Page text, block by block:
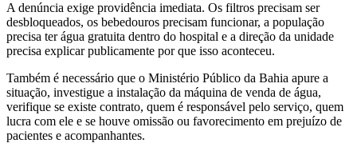
A denúncia exige providência imediata. Os filtros precisam ser
desbloqueados, os bebedouros precisam funcionar, a população
precisa ter água gratuita dentro do hospital e a direção da unidade
precisa explicar publicamente por que isso aconteceu.
Também é necessário que o Ministério Público da Bahia apure a
situação, investigue a instalação da máquina de venda de água,
verifique se existe contrato, quem é responsável pelo serviço, quem
lucra com ele e se houve omissão ou favorecimento em prejuízo de
pacientes e acompanhantes.